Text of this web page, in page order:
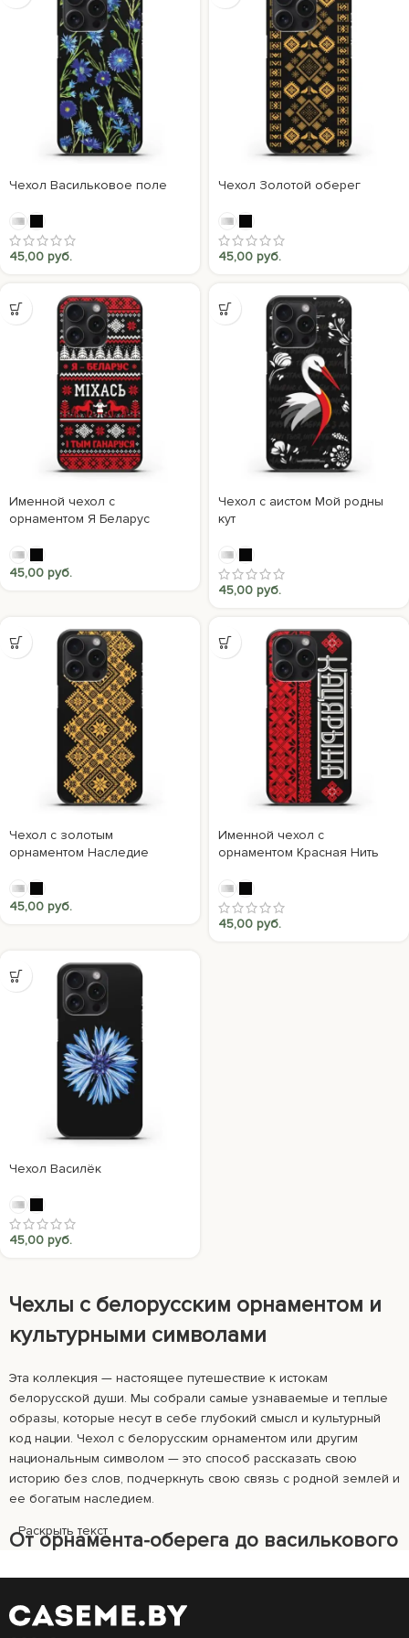
Чехол Васильковое поле
45,00 руб.
Чехол Золотой оберег
45,00 руб.
Именной чехол с
орнаментом Я Беларус
45,00 руб.
Чехол с аистом Мой родны
кут
45,00 руб.
Чехол с золотым
орнаментом Наследие
45,00 руб.
Именной чехол с
орнаментом Красная Нить
45,00 руб.
Чехол Василёк
45,00 руб.
Чехлы с белорусским орнаментом и
культурными символами
Эта коллекция — настоящее путешествие к истокам
белорусской души. Мы собрали самые узнаваемые и теплые
образы, которые несут в себе глубокий смысл и культурный
код нации. Чехол с белорусским орнаментом или другим
национальным символом — это способ рассказать свою
историю без слов, подчеркнуть свою связь с родной землей и
ее богатым наследием.
От орнамента-оберега до василькового
Наша коллекциячехлов с символами Беларуси
и многогранна. Здесь каждый найдет что-то свое:
Раскрыть текст